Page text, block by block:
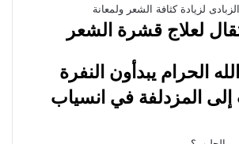
لعلاج قشرة الشعر
الحرام يبدأون النفرة
المزدلفة في انسياب